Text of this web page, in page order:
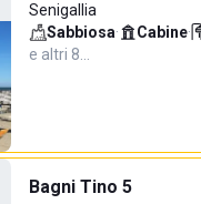
Senigallia
Sabbiosa· Cabine·
e altri 8…
Bagni Tino 5